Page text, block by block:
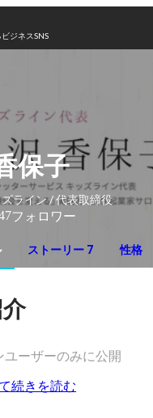
ジネスSNS
保子
ライン / 代表取締役
フォロワー
ストーリー 7 性格
ユーザーのみに公開
続きを読む